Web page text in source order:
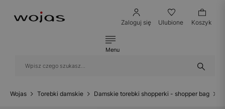
Zaloguj się Ulubione Koszyk
Menu
Wojas Torebki damskie Damskie torebki shopperki - shopper bag